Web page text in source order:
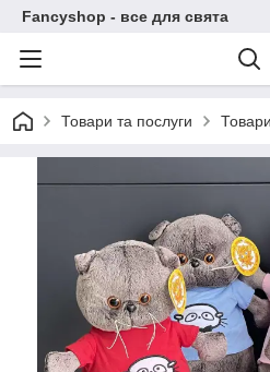
Fancyshop - все для свята
Товари та послуги